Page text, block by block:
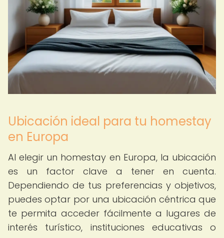
Ubicación ideal para tu homestay
en Europa
Al elegir un homestay en Europa, la ubicación
es un factor clave a tener en cuenta.
Dependiendo de tus preferencias y objetivos,
puedes optar por una ubicación céntrica que
te permita acceder fácilmente a lugares de
interés turístico, instituciones educativas o